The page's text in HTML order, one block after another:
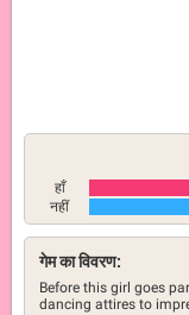
हाँ
नहीं
गेम का विवरण:
Before this girl goes
dancing attires to